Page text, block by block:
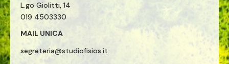
L.go Giolitti, 14
019 4503330
MAIL UNICA
segreteria@studiofisios.it